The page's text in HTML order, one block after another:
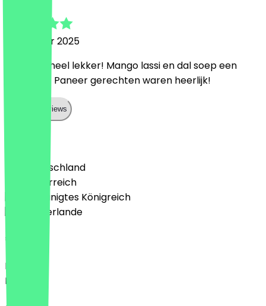
8. Oktober 2025
Eten was heel lekker! Mango lassi en dal soep een
aanrader! Paneer gerechten waren heerlijk!
Show all reviews
🇩🇪 Deutschland
🇦🇹 Österreich
🇬🇧 Vereinigtes Königreich
🇳🇱 Niederlande
Sprache
Deutsch
English